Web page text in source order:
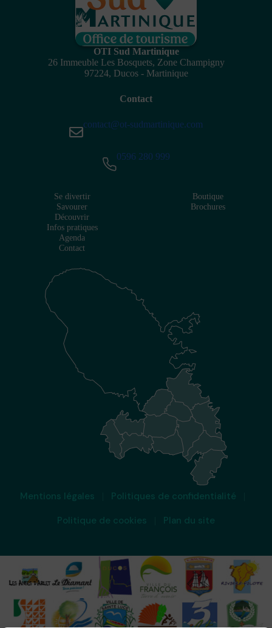
OTI Sud Martinique
26 Immeuble Les Bosquets, Zone Champigny
97224, Ducos - Martinique
Contact
contact@ot-sudmartinique.com
0596 280 999
Se divertir
Savourer
Découvrir
Infos pratiques
Agenda
Contact
Boutique
Brochures
Mentions légales
Politiques de confidentialité
Politique de cookies
Plan du site